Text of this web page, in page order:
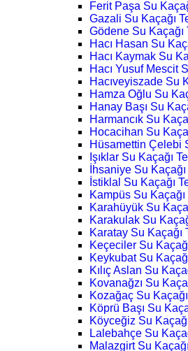
Ferit Paşa Su
Gazali Su Kaçağı
Gödene Su Kaçağı
Hacı Hasan Su
Hacı Kaymak Su
Hacı Yusuf Mescit
Hacıveyiszade Su
Hamza Oğlu Su
Hanay Başı Su
Harmancık Su
Hocacihan Su
Hüsamettin Çelebi
Işıklar Su Kaçağı
İhsaniye Su
İstiklal Su Kaçağı
Kampüs Su Kaçağı
Karahüyük Su
Karakulak Su
Karatay Su Kaçağı
Keçeciler Su
Keykubat Su
Kılıç Aslan Su
Kovanağzı Su
Kozağaç Su
Köprü Başı Su
Köyceğiz Su
Lalebahçe Su
Malazgirt Su